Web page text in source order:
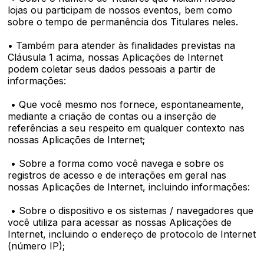
lojas ou participam de nossos eventos, bem como
sobre o tempo de permanência dos Titulares neles.
• Também para atender às finalidades previstas na
Cláusula 1 acima, nossas Aplicações de Internet
podem coletar seus dados pessoais a partir de
informações:
• Que você mesmo nos fornece, espontaneamente,
mediante a criação de contas ou a inserção de
referências a seu respeito em qualquer contexto nas
nossas Aplicações de Internet;
• Sobre a forma como você navega e sobre os
registros de acesso e de interações em geral nas
nossas Aplicações de Internet, incluindo informações:
• Sobre o dispositivo e os sistemas / navegadores que
você utiliza para acessar as nossas Aplicações de
Internet, incluindo o endereço de protocolo de Internet
(número IP);